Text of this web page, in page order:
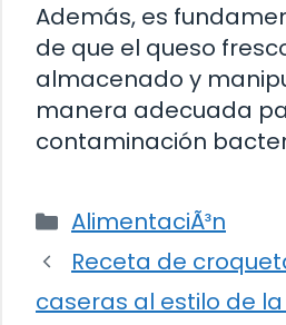
Además, es
de que el queso
almacenado y
manera adecuada
contaminación
Categorías
AlimentaciÃ³n
Receta de
caseras al estilo de